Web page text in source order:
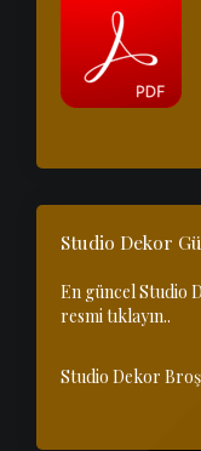
Studio Dekor
En güncel Studio
resmi tıklayın..
Studio Dekor